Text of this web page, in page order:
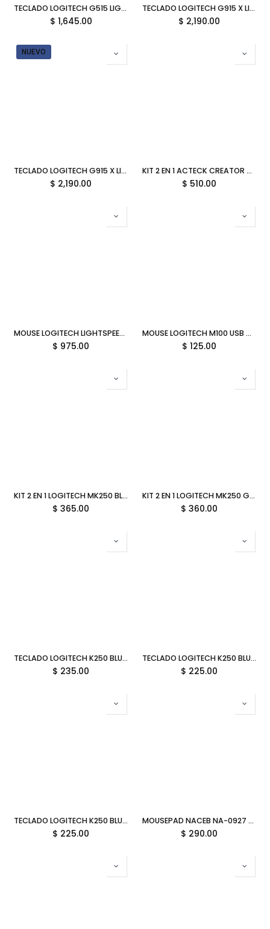
TECLADO LOGITECH G515 LIGHTSPEED RGB BLANCO USB-A 920-012535 11M DE GARANTIA
$ 1,645.00
TECLADO LOGITECH G915 X LIGHTSPEED RGB BLANCO BLUETOOTH 920-012732 11M DE GARANTIA
$ 2,190.00
NUEVO
TECLADO LOGITECH G915 X LIGHTSPEED RGB NEGRO BLUETOOTH 920-012715 11M DE GARANTIA
$ 2,190.00
KIT 2 EN 1 ACTECK CREATOR ULTRA CONFORT MK650 MULTIMEDIA TEC MOU USB NEGRO AC-939867 6M DE GARANTIA
$ 510.00
MOUSE LOGITECH LIGHTSPEED G309 INALAMBRICO 910-007206 BLANCO 12M DE GARANTIA
$ 975.00
MOUSE LOGITECH M100 USB NEGRO ALAMBRICO 910-001601 12M DE GARANTIA
$ 125.00
KIT 2 EN 1 LOGITECH MK250 BLANCO BLUETOOTH ESP 920-013514 12M DE GARANTIA
$ 365.00
KIT 2 EN 1 LOGITECH MK250 GRAFITO BLUETOOTH ESP 920-013513 12M DE GARANTIA
$ 360.00
TECLADO LOGITECH K250 BLUETOOTH BLANCO INALAMBRICO ESP 920-013446 11M DE GARANTIA
$ 235.00
TECLADO LOGITECH K250 BLUETOOTH ROSA INALAMBRICO ESP 920-013447 11M DE GARANTIA
$ 225.00
TECLADO LOGITECH K250 BLUETOOTH GRAFITO INALAMBRICO ESP 920-013445 11M DE GARANTIA
$ 225.00
MOUSEPAD NACEB NA-0927 RIGIDO RGB NEGRO PCV NA-0927 1M DE GARANTIA
$ 290.00